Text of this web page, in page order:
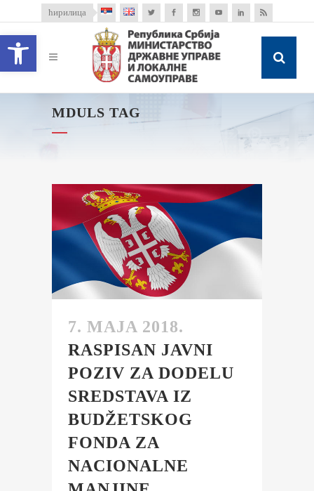
Open toolbar
ћирилица
MDULS TAG
7. MAJA 2018.
RASPISAN JAVNI
POZIV ZA DODELU
SREDSTAVA IZ
BUDŽETSKOG
FONDA ZA
NACIONALNE